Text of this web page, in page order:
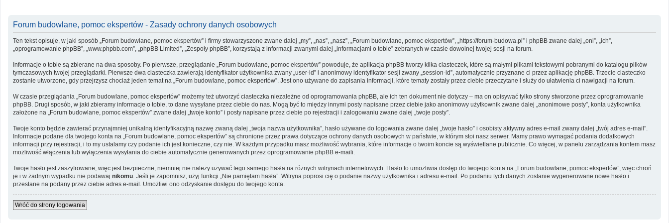
Forum budowlane, pomoc ekspertów - Zasady ochrony danych osobowych
Ten tekst opisuje, w jaki sposób „Forum budowlane, pomoc ekspertów” i firmy stowarzyszone zwane dalej „my”, „nas”, „nasz”, „Forum budowlane, pomoc ekspertów”, „https://forum-budowa.pl” i phpBB zwane dalej „oni”, „ich”,
„oprogramowanie phpBB”, „www.phpbb.com”, „phpBB Limited”, „Zespoły phpBB”, korzystają z informacji zwanymi dalej „informacjami o tobie” zebranych w czasie dowolnej twojej sesji na forum.
Informacje o tobie są zbierane na dwa sposoby. Po pierwsze, przeglądanie „Forum budowlane, pomoc ekspertów” powoduje, że aplikacja phpBB tworzy kilka ciasteczek, które są małymi plikami tekstowymi pobranymi do katalogu plików
tymczasowych twojej przeglądarki. Pierwsze dwa ciasteczka zawierają identyfikator użytkownika zwany „user-id” i anonimowy identyfikator sesji zwany „session-id”, automatycznie przyznane ci przez aplikację phpBB. Trzecie ciasteczko
zostanie utworzone, gdy przejrzysz chociaż jeden temat na „Forum budowlane, pomoc ekspertów”. Jest ono używane do zapisania informacji, które tematy zostały przez ciebie przeczytane i służy do ułatwienia ci nawigacji na forum.
W czasie przeglądania „Forum budowlane, pomoc ekspertów” możemy też utworzyć ciasteczka niezależne od oprogramowania phpBB, ale ich ten dokument nie dotyczy – ma on opisywać tylko strony stworzone przez oprogramowanie
phpBB. Drugi sposób, w jaki zbieramy informacje o tobie, to dane wysyłane przez ciebie do nas. Mogą być to między innymi posty napisane przez ciebie jako anonimowy użytkownik zwane dalej „anonimowe posty”, konta użytkownika
założone na „Forum budowlane, pomoc ekspertów” zwane dalej „twoje konto” i posty napisane przez ciebie po rejestracji i zalogowaniu zwane dalej „twoje posty”.
Twoje konto będzie zawierać przynajmniej unikalną identyfikacyjną nazwę zwaną dalej „twoja nazwa użytkownika”, hasło używane do logowania zwane dalej „twoje hasło” i osobisty aktywny adres e-mail zwany dalej „twój adres e-mail”.
Informacje podane dla twojego konta na „Forum budowlane, pomoc ekspertów” są chronione przez prawa dotyczące ochrony danych osobowych w państwie, w którym stoi nasz serwer. Mamy prawo wymagać podania dodatkowych
informacji przy rejestracji, i to my ustalamy czy podanie ich jest konieczne, czy nie. W każdym przypadku masz możliwość wybrania, które informacje o twoim koncie są wyświetlane publicznie. Co więcej, w panelu zarządzania kontem masz
możliwość włączenia lub wyłączenia wysyłania do ciebie automatycznie generowanych przez oprogramowanie phpBB e-maili.
Twoje hasło jest zaszyfrowane, więc jest bezpieczne, niemniej nie należy używać tego samego hasła na różnych witrynach internetowych. Hasło to umożliwia dostęp do twojego konta na „Forum budowlane, pomoc ekspertów”, więc chroń
je i w żadnym wypadku nie podawaj nikomu. Jeśli je zapomnisz, użyj funkcji „Nie pamiętam hasła”. Witryna poprosi cię o podanie nazwy użytkownika i adresu e-mail. Po podaniu tych danych zostanie wygenerowane nowe hasło i
przesłane na podany przez ciebie adres e-mail. Umożliwi ono odzyskanie dostępu do twojego konta.
Wróć do strony logowania